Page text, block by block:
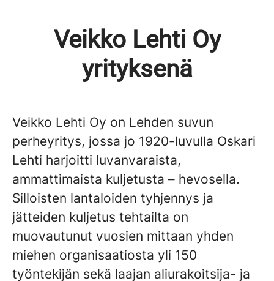
Veikko Lehti Oy
yrityksenä
Veikko Lehti Oy on Lehden suvun
perheyritys, jossa jo 1920-luvulla Oskari
Lehti harjoitti luvanvaraista,
ammattimaista kuljetusta – hevosella.
Silloisten lantaloiden tyhjennys ja
jätteiden kuljetus tehtailta on
muovautunut vuosien mittaan yhden
miehen organisaatiosta yli 150
työntekijän sekä laajan aliurakoitsija- ja